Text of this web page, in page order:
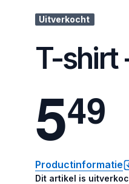
Uitverkocht
T-shirt
549
Productinformatie
Dit artikel is